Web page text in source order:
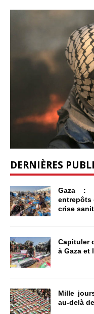
DERNIÈRES
Gaza :
entrepôts
crise
Capituler
à Gaza et
Mille
au-delà